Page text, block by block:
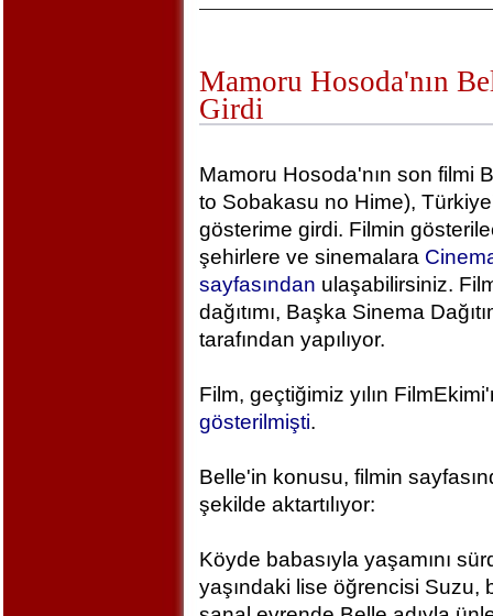
Mamoru Hosoda'nın
Girdi
Mamoru Hosoda'nın son filmi
to Sobakasu no Hime),
gösterime girdi. Filmin
şehirlere ve sinemalara
sayfasından ulaşabilirsiniz.
dağıtımı, Başka Sinema
tarafından yapılıyor.
Film, geçtiğimiz yılın
gösterilmişti.
Belle'in konusu, filmin
şekilde aktartılıyor:
Köyde babasıyla yaşamını
yaşındaki lise öğrencisi Suzu,